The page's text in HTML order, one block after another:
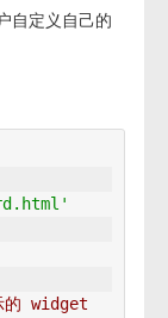
自定义自己的
的 widget